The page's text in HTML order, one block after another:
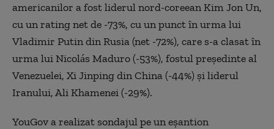
americanilor a fost liderul nord-coreean Kim Jon Un,
cu un rating net de -73%, cu un punct în urma lui
Vladimir Putin din Rusia (net -72%), care s-a clasat în
urma lui Nicolás Maduro (-53%), fostul președinte al
Venezuelei, Xi Jinping din China (-44%) și liderul
Iranului, Ali Khamenei (-29%).
YouGov a realizat sondajul pe un eșantion